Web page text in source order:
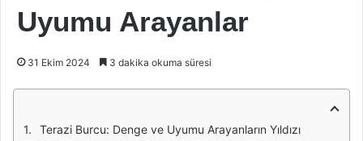
Uyumu Arayanlar
31 Ekim 2024 3 dakika okuma süresi
Terazi Burcu: Denge ve Uyumu Arayanların Yıldızı